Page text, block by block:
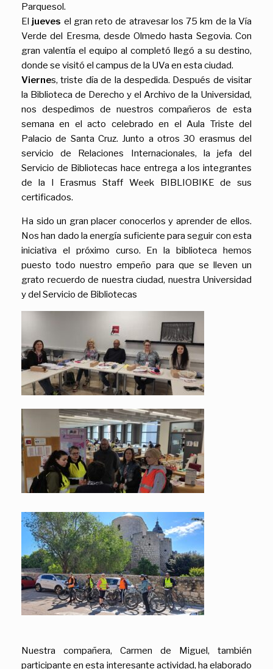
Parquesol.
El jueves el gran reto de atravesar los 75 km de la Vía
Verde del Eresma, desde Olmedo hasta Segovia. Con
gran valentía el equipo al completó llegó a su destino,
donde se visitó el campus de la UVa en esta ciudad.
Viernes, triste día de la despedida. Después de visitar
la Biblioteca de Derecho y el Archivo de la Universidad,
nos despedimos de nuestros compañeros de esta
semana en el acto celebrado en el Aula Triste del
Palacio de Santa Cruz. Junto a otros 30 erasmus del
servicio de Relaciones Internacionales, la jefa del
Servicio de Bibliotecas hace entrega a los integrantes
de la I Erasmus Staff Week BIBLIOBIKE de sus
certificados.
Ha sido un gran placer conocerlos y aprender de ellos.
Nos han dado la energía suficiente para seguir con esta
iniciativa el próximo curso. En la biblioteca hemos
puesto todo nuestro empeño para que se lleven un
grato recuerdo de nuestra ciudad, nuestra Universidad
y del Servicio de Bibliotecas
Nuestra compañera, Carmen de Miguel, también
participante en esta interesante actividad, ha elaborado